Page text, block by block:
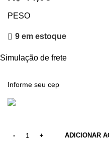
PESO
9 em estoque
Simulação de frete
ADICIONAR